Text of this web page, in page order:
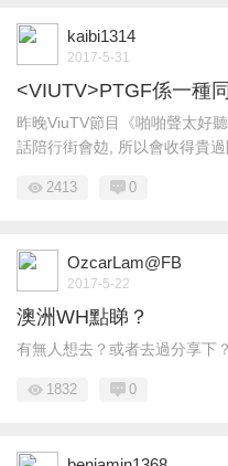
kaibi1314
2017-5-31
<VIUTV>PTGF係一種
昨晚ViuTV節目《啪啪聲太好
話陪行街會攰, 所以會收得貴過
2413 0
OzcarLam@FB
2017-5-22
澳洲WH點睇？
有無人想去？或者去過分享下
1832 0